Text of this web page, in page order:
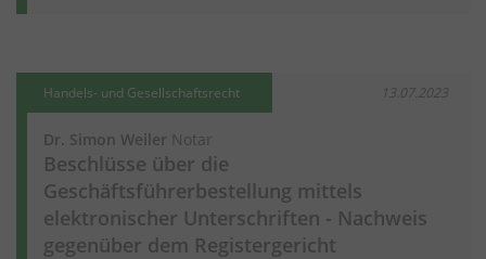
Handels- und Gesellschaftsrecht 13.07.2023
Dr. Simon Weiler Notar
Beschlüsse über die
Geschäftsführerbestellung mittels
elektronischer Unterschriften - Nachweis
gegenüber dem Registergericht